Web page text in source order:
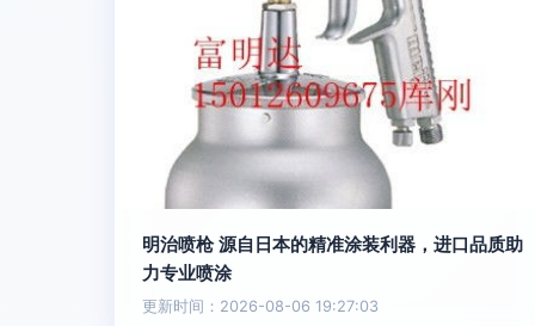
明治喷枪 源自日本的精准涂装利器，进口品质助
力专业喷涂
更新时间：2026-08-06 19:27:03